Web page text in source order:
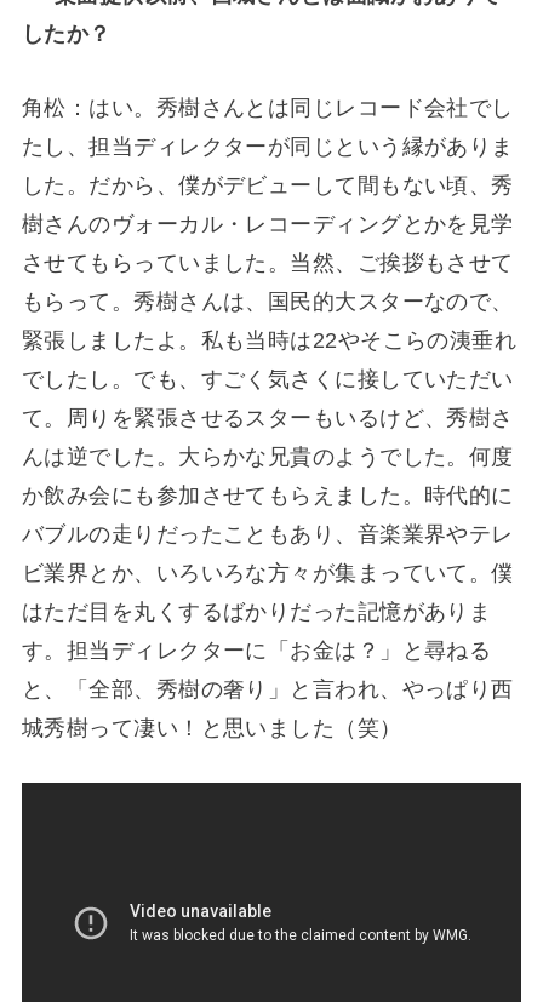
したか？
角松：はい。秀樹さんとは同じレコード会社でし
たし、担当ディレクターが同じという縁がありま
した。だから、僕がデビューして間もない頃、秀
樹さんのヴォーカル・レコーディングとかを見学
させてもらっていました。当然、ご挨拶もさせて
もらって。秀樹さんは、国民的大スターなので、
緊張しましたよ。私も当時は22やそこらの洟垂れ
でしたし。でも、すごく気さくに接していただい
て。周りを緊張させるスターもいるけど、秀樹さ
んは逆でした。大らかな兄貴のようでした。何度
か飲み会にも参加させてもらえました。時代的に
バブルの走りだったこともあり、音楽業界やテレ
ビ業界とか、いろいろな方々が集まっていて。僕
はただ目を丸くするばかりだった記憶がありま
す。担当ディレクターに「お金は？」と尋ねる
と、「全部、秀樹の奢り」と言われ、やっぱり西
城秀樹って凄い！と思いました（笑）